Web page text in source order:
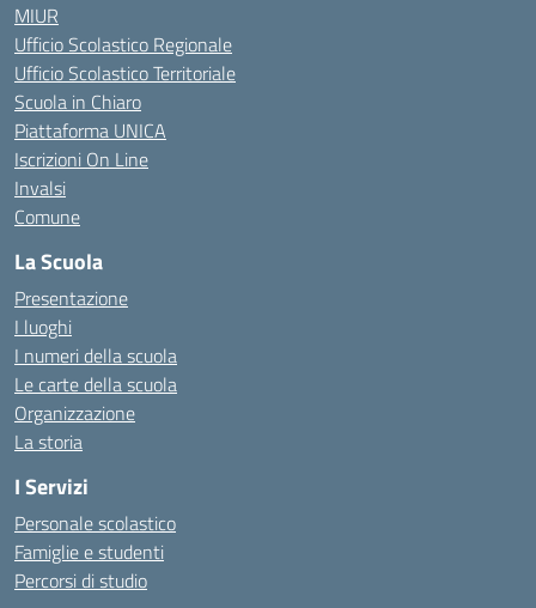
MIUR
Ufficio Scolastico Regionale
Ufficio Scolastico Territoriale
Scuola in Chiaro
Piattaforma UNICA
Iscrizioni On Line
Invalsi
Comune
La Scuola
Presentazione
I luoghi
I numeri della scuola
Le carte della scuola
Organizzazione
La storia
I Servizi
Personale scolastico
Famiglie e studenti
Percorsi di studio